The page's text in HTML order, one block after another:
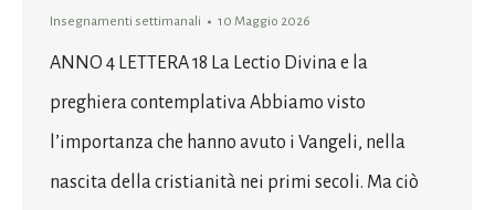
Insegnamenti settimanali 10 Maggio 2026
ANNO 4 LETTERA 18 La Lectio Divina e la
preghiera contemplativa Abbiamo visto
l’importanza che hanno avuto i Vangeli, nella
nascita della cristianità nei primi secoli. Ma ciò